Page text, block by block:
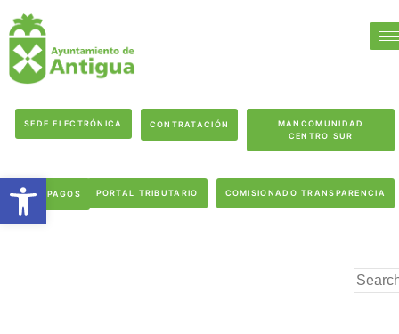
SEDE ELECTRÓNICA CONTRATACIÓN
MANCOMUNIDAD
CENTRO SUR
PAGOS PORTAL TRIBUTARIO COMISIONADO TRANSPARENCIA
Abrir barra de herramientas